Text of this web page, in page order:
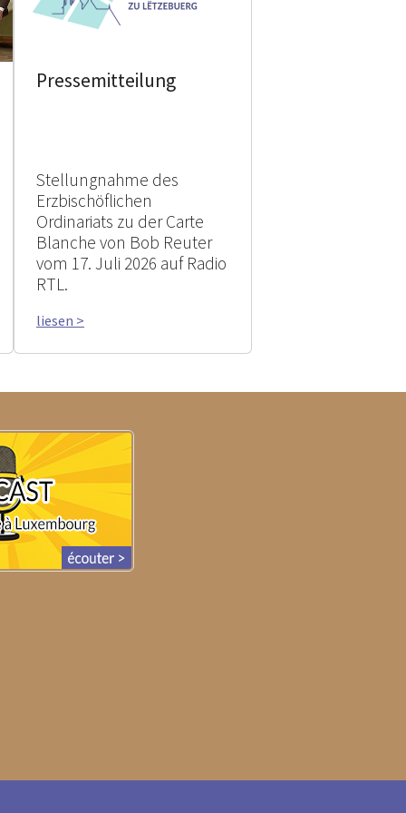
Pressemitteilung
Stellungnahme des
Erzbischöflichen
Ordinariats zu der Carte
Blanche von Bob Reuter
vom 17. Juli 2026 auf Radio
RTL.
liesen >